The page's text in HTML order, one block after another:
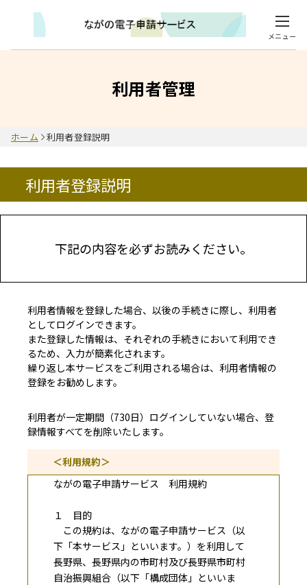
メニュー
利用者管理
ホーム 利用者登録説明
利用者登録説明
下記の内容を必ずお読みください。
利用者情報を登録した場合、以後の手続きに際し、利用者
としてログインできます。
また登録した情報は、それぞれの手続きにおいて利用でき
るため、入力が簡素化されます。
繰り返し本サービスをご利用される場合は、利用者情報の
登録をお勧めします。
利用者が一定期間（730日）ログインしていない場合、登
録情報すべてを削除いたします。
＜利用規約＞
ながの電子申請サービス 利用規約
１ 目的
この規約は、ながの電子申請サービス（以
下「本サービス」といいます。）を利用して
長野県、長野県内の市町村及び長野県市町村
自治振興組合（以下「構成団体」といいま